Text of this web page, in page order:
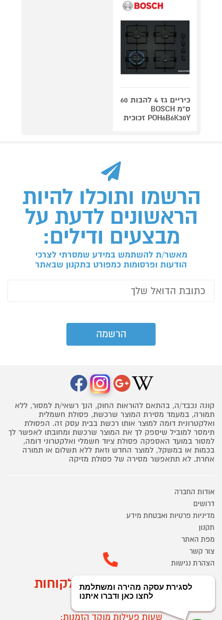
כיריים גז 4 להבות 60
ס"מ BOSCH
POH6B6K30Y זכוכית
הרשמו ותוכלו להיות
הראשונים לדעת על
מבצעים ודילים:
מאשר/ת להשתמש במידע שמסרתי לצרכי
הודעות ופרסומות כמפורט בתקנון שבאתר
קונה נכבד/ה, בהתאם להוראות החוק, הנך רשאי/ת למסור, ללא
תמורה, במעמד מסירת המוצר שרכשת, פסולת חשמלית
ואלקטרונית דומה למוצר אותו רכשת בבית עסק זה. הפסולת
תימסר למוביל שיספק לך את המוצר שרכשת ומחובתו לאפשר לך
למסור במועד האספקה פסולת ציוד חשמלי ואלקטרוני דומה,
בכמות או במשקל, למוצר החדש וזאת ללא תשלום או תמורה
אחרת. לא תתאפשר מסירה של פסולת מזיקה
אודות החברה
דרושים
מדיניות פרטיות ואבטחת מידע
תקנון
מפת האתר
צור קשר
הצהרת נגישות
מוקד הזמנות ושירות לקוחות
03-9545370
שעות פעילות מוקד הזמנות: